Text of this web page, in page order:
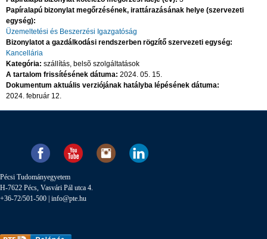
Papíralapú bizonylat megőrzésének, irattárazásának helye (szervezeti
egység):
Üzemeltetési és Beszerzési Igazgatóság
Bizonylatot a gazdálkodási rendszerben rögzítő szervezeti egység:
Kancellária
Kategória: szállítás, belsõ szolgáltatások
A tartalom frissítésének dátuma: 2024. 05. 15.
Dokumentum aktuális verziójának hatályba lépésének dátuma:
2024. február 12.
Pécsi Tudományegyetem
H-7622 Pécs, Vasvári Pál utca 4.
+36-72/501-500 | info@pte.hu